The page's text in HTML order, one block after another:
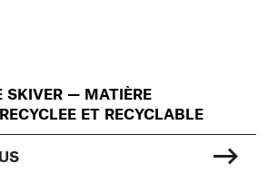
SKIVER — MATIÈRE
ET RECYCLABLE